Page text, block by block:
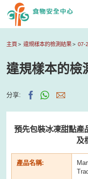
主頁 違規樣本的檢測結果 07-
違規樣本的檢
分享:
預先包裝冰凍甜點產
及
產品名稱: